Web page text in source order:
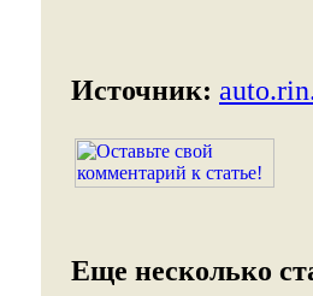
Источник:
Еще несколько